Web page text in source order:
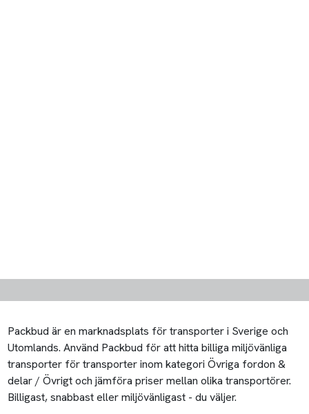
Packbud är en marknadsplats för transporter i Sverige och
Utomlands. Använd Packbud för att hitta billiga miljövänliga
transporter för transporter inom kategori Övriga fordon &
delar / Övrigt och jämföra priser mellan olika transportörer.
Billigast, snabbast eller miljövänligast - du väljer.